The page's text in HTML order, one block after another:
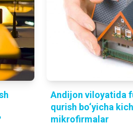
Andijon viloyatida
qurish bo‘yicha
mikrofirmalar